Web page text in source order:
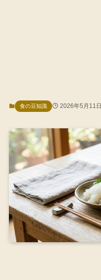
食の豆知識 2026年5月11日